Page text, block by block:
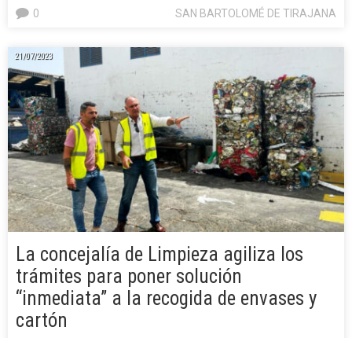
SAN BARTOLOMÉ DE TIRAJANA
0
21/07/2023
La concejalía de Limpieza agiliza los
trámites para poner solución
“inmediata” a la recogida de envases y
cartón